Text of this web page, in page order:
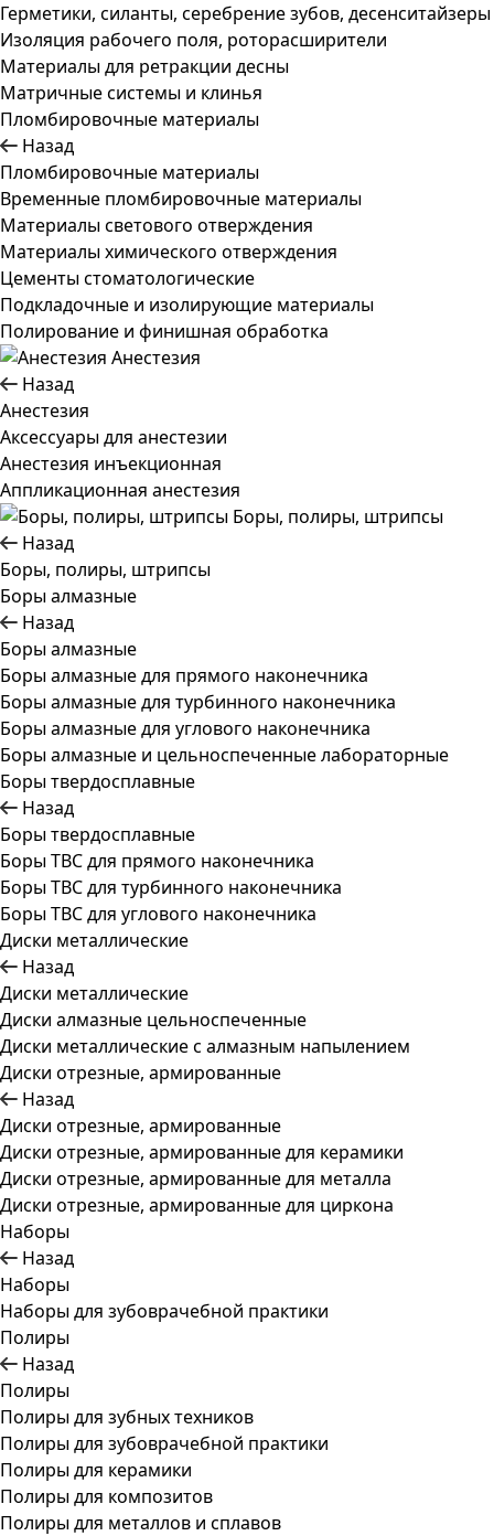
Герметики, силанты, серебрение зубов, десенситайзеры
Изоляция рабочего поля, роторасширители
Материалы для ретракции десны
Матричные системы и клинья
Пломбировочные материалы
Назад
Пломбировочные материалы
Временные пломбировочные материалы
Материалы светового отверждения
Материалы химического отверждения
Цементы стоматологические
Подкладочные и изолирующие материалы
Полирование и финишная обработка
Анестезия
Назад
Анестезия
Аксессуары для анестезии
Анестезия инъекционная
Аппликационная анестезия
Боры, полиры, штрипсы
Назад
Боры, полиры, штрипсы
Боры алмазные
Назад
Боры алмазные
Боры алмазные для прямого наконечника
Боры алмазные для турбинного наконечника
Боры алмазные для углового наконечника
Боры алмазные и цельноспеченные лабораторные
Боры твердосплавные
Назад
Боры твердосплавные
Боры ТВС для прямого наконечника
Боры ТВС для турбинного наконечника
Боры ТВС для углового наконечника
Диски металлические
Назад
Диски металлические
Диски алмазные цельноспеченные
Диски металлические с алмазным напылением
Диски отрезные, армированные
Назад
Диски отрезные, армированные
Диски отрезные, армированные для керамики
Диски отрезные, армированные для металла
Диски отрезные, армированные для циркона
Наборы
Назад
Наборы
Наборы для зубоврачебной практики
Полиры
Назад
Полиры
Полиры для зубных техников
Полиры для зубоврачебной практики
Полиры для керамики
Полиры для композитов
Полиры для металлов и сплавов